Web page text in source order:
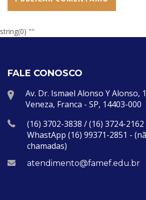
FALE CONOSCO
Av. Dr. Ismael Alonso Y Alonso,
Veneza, Franca - SP, 14403-000
(16) 3702-3838 / (16) 3724-
WhastApp (16) 99371-2851 -
chamadas)
atendimento@famef.edu.br
string(0) ""